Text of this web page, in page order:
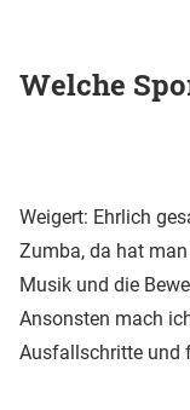
Welche
Weigert: Ehrlich
Zumba, da hat
Musik und die
Ansonsten mach
Ausfallschritte und